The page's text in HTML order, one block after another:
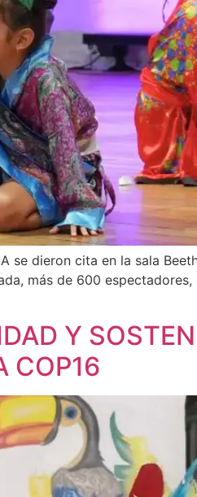
dieron cita en la sala
más de 600
Y
COP16